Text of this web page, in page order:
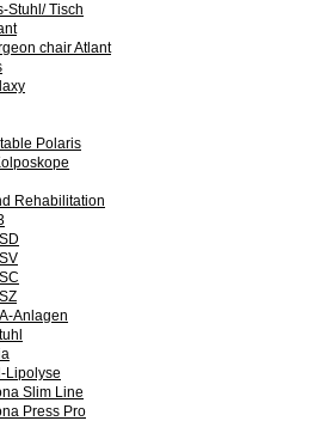
Stuhl/ Tisch
chair Atlant
Polaris
Rehabilitation
Anlagen
Lipolyse
Slim Line
Press Pro